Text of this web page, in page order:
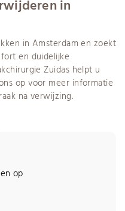
in
in Amsterdam en zoekt
en duidelijke
Zuidas helpt u
op voor meer informatie
na verwijzing.
op